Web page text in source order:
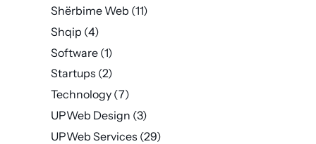
Shërbime Web (11)
Shqip (4)
Software (1)
Startups (2)
Technology (7)
UPWeb Design (3)
UPWeb Services (29)